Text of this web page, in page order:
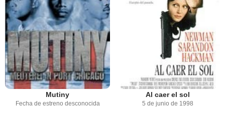
Mutiny
Fecha de estreno desconocida
Al caer el sol
5 de junio de 1998